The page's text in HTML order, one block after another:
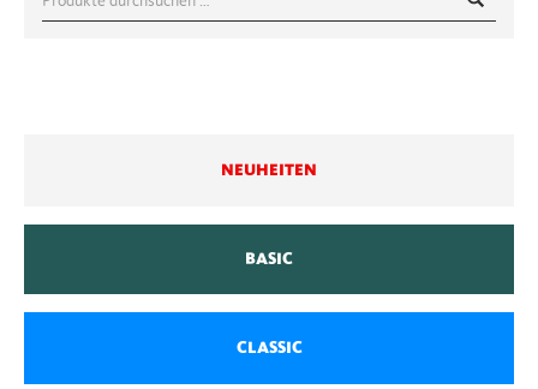
nach:
NEUHEITEN
BASIC
CLASSIC